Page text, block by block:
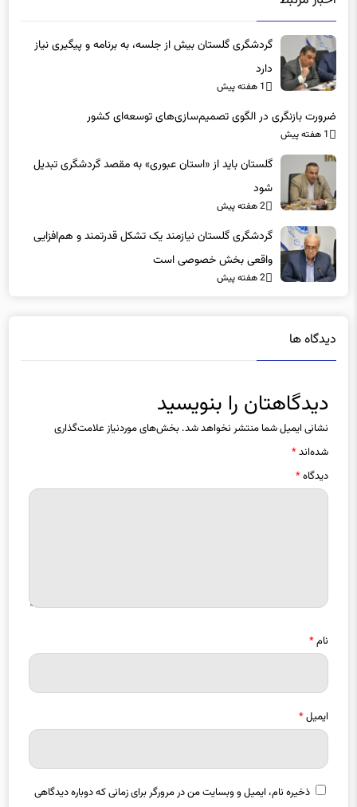
گردشگری گلستان بیش از جلسه، به برنامه و پیگیری نیاز
دارد
1 هفته پیش
ضرورت بازنگری در الگوی تصمیم‌سازی‌های توسعه‌ای کشور
1 هفته پیش
گلستان باید از «استان عبوری» به مقصد گردشگری تبدیل
شود
2 هفته پیش
گردشگری گلستان نیازمند یک تشکل قدرتمند و هم‌افزایی
واقعی بخش خصوصی است
2 هفته پیش
دیدگاه ها
دیدگاهتان را بنویسید
نشانی ایمیل شما منتشر نخواهد شد. بخش‌های موردنیاز علامت‌گذاری
شده‌اند*
دیدگاه*
نام*
ایمیل*
ذخیره نام، ایمیل و وبسایت من در مرورگر برای زمانی که دوباره دیدگاهی